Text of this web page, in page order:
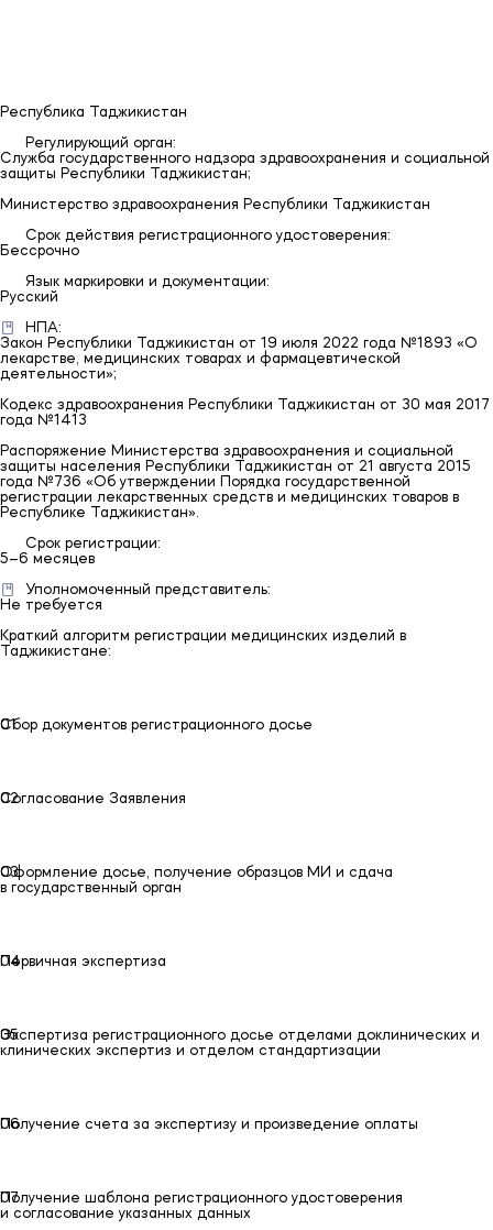
Республика Таджикистан
Регулирующий орган:
Служба государственного надзора здравоохранения и социальной
защиты Республики Таджикистан;
Министерство здравоохранения Республики Таджикистан
Срок действия регистрационного удостоверения:
Бессрочно
Язык маркировки и документации:
Русский
НПА:
Закон Республики Таджикистан от 19 июля 2022 года №1893 «О
лекарстве, медицинских товарах и фармацевтической
деятельности»;
Кодекс здравоохранения Республики Таджикистан от 30 мая 2017
года №1413
Распоряжение Министерства здравоохранения и социальной
защиты населения Республики Таджикистан от 21 августа 2015
года №736 «Об утверждении Порядка государственной
регистрации лекарственных средств и медицинских товаров в
Республике Таджикистан».
Срок регистрации:
5–6 месяцев
Уполномоченный представитель:
Не требуется
Краткий алгоритм регистрации медицинских изделий в
Таджикистане:
01
Сбор документов регистрационного досье
02
Согласование Заявления
03
Оформление досье, получение образцов МИ и сдача
в государственный орган
04
Первичная экспертиза
05
Экспертиза регистрационного досье отделами доклинических и
клинических экспертиз и отделом стандартизации
06
Получение счета за экспертизу и произведение оплаты
07
Получение шаблона регистрационного удостоверения
и согласование указанных данных